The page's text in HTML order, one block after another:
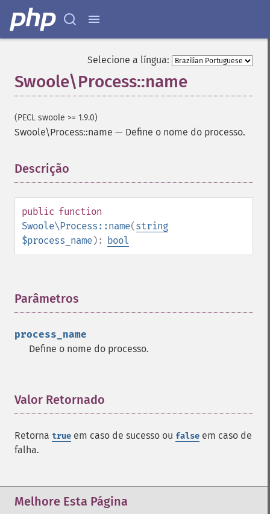
Selecione a língua:
Swoole\Process::name
(PECL swoole >= 1.9.0)
Swoole\Process::name — Define o nome do processo.
Descrição
public function
Swoole\Process::name(string
$process_name): bool
Parâmetros
process_name
Define o nome do processo.
Valor Retornado
Retorna true em caso de sucesso ou false em caso de
falha.
Melhore Esta Página